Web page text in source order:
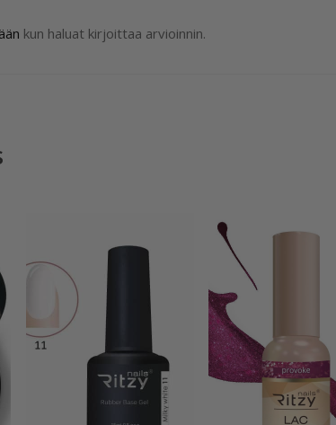
kun haluat kirjoittaa arvioinnin.